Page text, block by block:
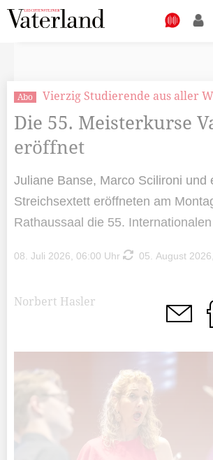
Abo Vierzig Studierende aus aller
Die 55. Meisterkurse
eröffnet
Juliane Banse, Marco Scilironi und
Streichsextett eröffneten am
Rathaussaal die 55.
08. Juli 2026, 06:00 Uhr 05. August
Norbert Hasler